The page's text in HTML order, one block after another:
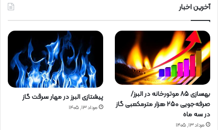
آخرین اخبار
بهسازی ۸۵ موتورخانه در البرز/
صرفه‌جویی ۲۵۰ هزار مترمکعبی گاز
در سه ماه
مرداد ۱۳, ۱۴۰۵
پیشتازی البرز در مهار سرقت گاز
مرداد ۱۳, ۱۴۰۵